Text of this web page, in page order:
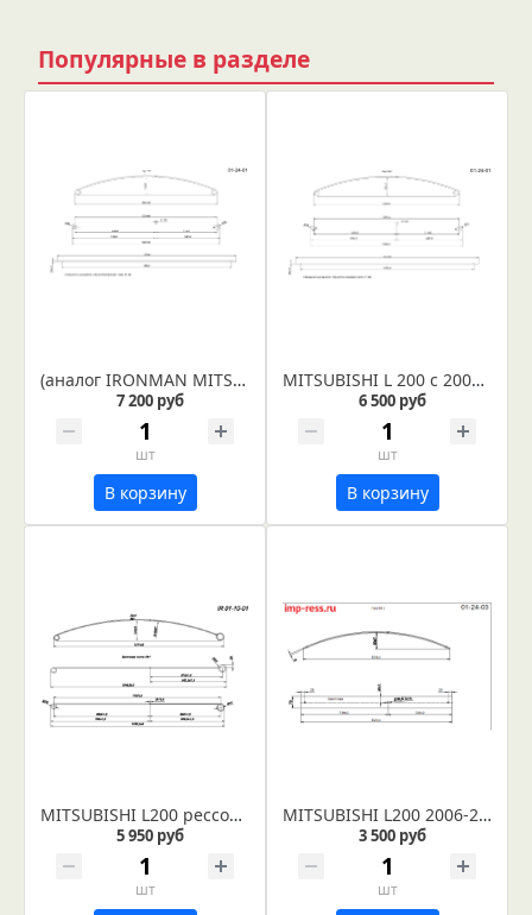
Популярные в разделе
(аналог IRONMAN MITS041C) MITSUBISHI L 200 с 2006-2014г, рессора задняя усиленная лифтованная лист № 1 в сборе со втулками и сайлентблоком (Арт. IR 01-24-01в)
7 200 руб
шт
В корзину
MITSUBISHI L 200 с 2006-2014г, рессора задняя усиленная лифтованная лист № 1 (Арт. IR 01-24-01)
6 500 руб
шт
В корзину
MITSUBISHI L200 рессора задняя усиленная лист № 1 в сборе (Арт. IR 01-10-01ус)
5 950 руб
шт
MITSUBISHI L200 2006-2014 лист № 3 рессора задняя усиленная (Арт. IR 01-24-03)
3 500 руб
шт